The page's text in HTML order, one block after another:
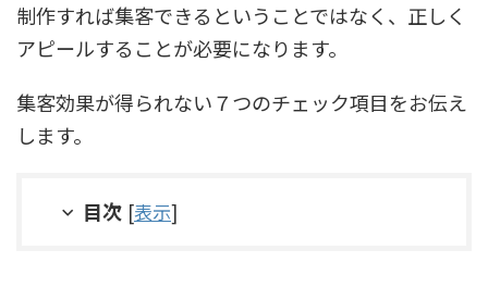
制作すれば集客できるということではなく、正しく
アピールすることが必要になります。
集客効果が得られない７つのチェック項目をお伝え
します。
目次 [表示]